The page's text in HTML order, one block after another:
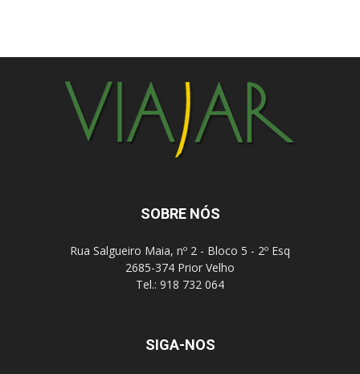
SOBRE NÓS
Rua Salgueiro Maia, nº 2 - Bloco 5 - 2º Esq
2685-374 Prior Velho
Tel.: 918 732 064
SIGA-NOS